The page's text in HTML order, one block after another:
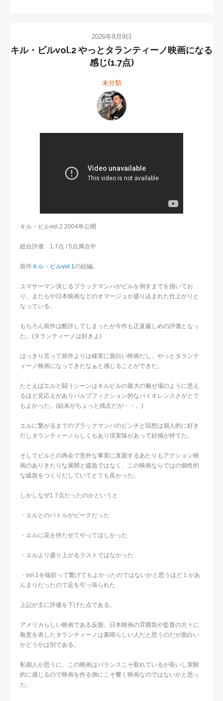
2026年8月9日
キル・ビルvol.2 やっとタランティーノ映画になる
感じ(1.7点)
未分類
キル・ビルvol.2 2004年公開
総合評価 1.7点 / 5点満点中
前作キル・ビルvol.1の続編。
ユマサーマン演じるブラックマンバがビルを倒すまでを描いてお
り、またもや日本映画などのオマージュが盛り込まれた仕上がりと
なっている。
もちろん前作は酷評してしまったが今作も正直厳しめの評価となっ
た。(タランティーノは好きよ)
はっきり言って前作よりは確実に面白い映画だし、やっとタランテ
ィーノ映画になってきたなぁと感じることができた。
たとえばエルと闘うシーンはキルビルの最大の魅せ場のように思え
るほど見応えがありパルプフィクション的なバイオレンスさがとて
もよかった。(結末がちょっと残念だが・・。)
エルに繋がるまでのブラックマンバのピンチと回想は個人的に好き
だしタランティーノらしくもあり現実味があって好感が持てた。
そしてビルとの再会で意外な事実に直面するあたりもアクション映
画のありきたりな展開と緩急ではなく、この映画ならではの個性的
な緩急をつくりだしていてとても良かった。
しかしなぜ1.7点だったのかというと
・エルとのバトルがピークだった
・エルに花を持たせてやってほしかった
・エルより盛り上がるラストではなかった
・vol.1を端折って繋げてもよかったのではないかと思うほど１があ
んまりだったので足を引っ張られた
上記が主に評価を下げた点である。
アメリカらしい映画である反面、日本映画の雰囲気や監督の方々に
敬意を表したタランティーノは素晴らしい人だと思うのだが面白い
かどうかは別である。
私個人が思うに、この映画はバランスこそ取れているが長いし実験
的に感じるので映画を作る側にこそ響く映画なのではないかと思っ
た。